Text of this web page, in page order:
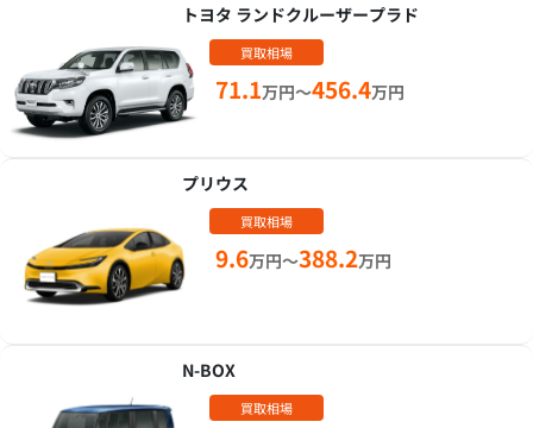
トヨタ ランドクルーザープラド
買取相場
71.1万円～456.4万円
プリウス
買取相場
9.6万円～388.2万円
N-BOX
買取相場